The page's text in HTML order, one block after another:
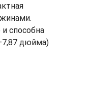
способна
дюйма)